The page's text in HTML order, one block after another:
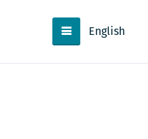
English